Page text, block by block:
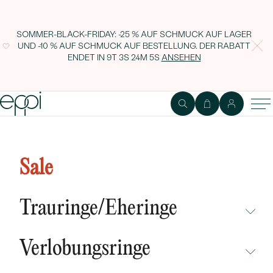
SOMMER-BLACK-FRIDAY: -25 % AUF SCHMUCK AUF LAGER
UND -10 % AUF SCHMUCK AUF BESTELLUNG. DER RABATT
ENDET IN 9T 3S 24M 4S ANSEHEN
Sale
Trauringe/Eheringe
NEUHEITEN
Verlobungsringe
Lapislazuli Alima